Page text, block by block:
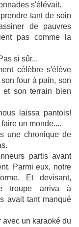
s'élévait.
tant de soin
de pauvres
pas comme la
si sûr...
célèbre s'élève
four à pain, son
et son terrain bien
laissa pantois!
un monde....
une chronique de
partis avant
Parmi eux, notre
Et devisant,
troupe arriva à
avait tant manqué
avec un karaoké du